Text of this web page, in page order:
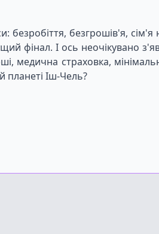
безробіття, безгрошів'я,
фінал. І ось неочікувано
медична страховка,
планеті Іш-Чель?